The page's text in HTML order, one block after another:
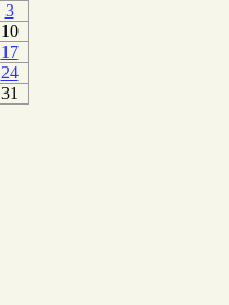
3
10
17
24
31